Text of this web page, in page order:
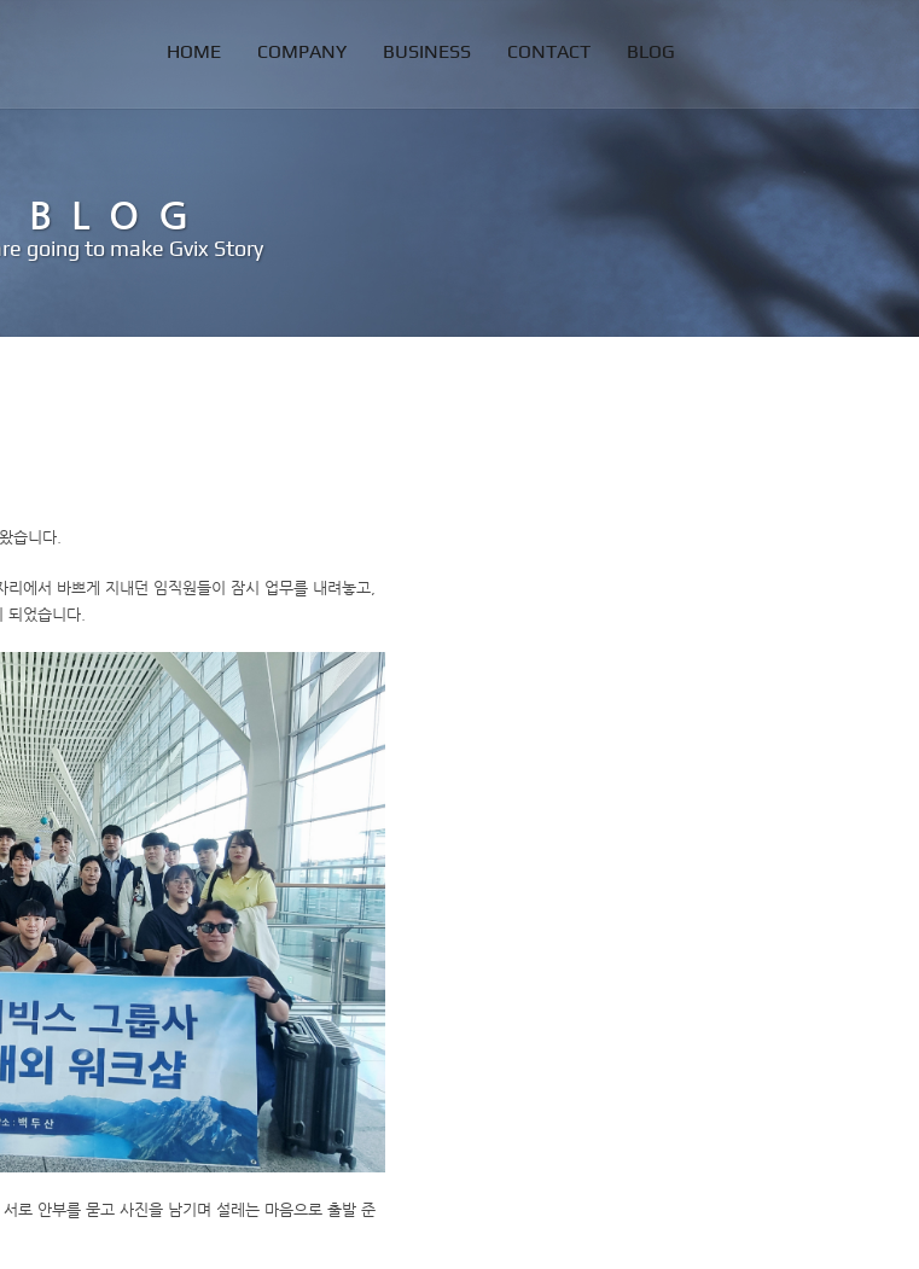
HOME COMPANY BUSINESS CONTACT BLOG
BLOG
going to make Gvix Story
습니다.
에서 바쁘게 지내던 임직원들이 잠시 업무를 내려놓고,
었습니다.
로 안부를 묻고 사진을 남기며 설레는 마음으로 출발 준